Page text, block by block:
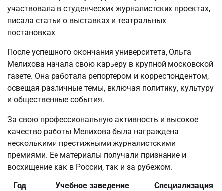
участвовала в студенческих журналистских проектах,
писала статьи о выставках и театральных
постановках.
После успешного окончания университета, Ольга
Мелихова начала свою карьеру в крупной московской
газете. Она работала репортером и корреспондентом,
освещая различные темы, включая политику, культуру
и общественные события.
За свою профессиональную активность и высокое
качество работы Мелихова была награждена
несколькими престижными журналистскими
премиями. Ее материалы получали признание и
восхищение как в России, так и за рубежом.
Год
Учебное заведение
Специализация